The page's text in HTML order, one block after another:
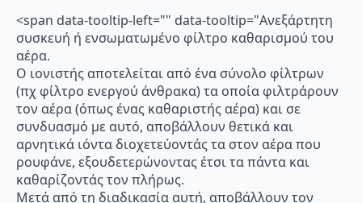
<span data-tooltip-left="" data-tooltip="Ανεξάρτητη
συσκευή ή ενσωματωμένο φίλτρο καθαρισμού του
αέρα.
Ο ιονιστής αποτελείται από ένα σύνολο φίλτρων
(πχ φίλτρο ενεργού άνθρακα) τα οποία φιλτράρουν
τον αέρα (όπως ένας καθαριστής αέρα) και σε
συνδυασμό με αυτό, αποβάλλουν θετικά και
αρνητικά ιόντα διοχετεύοντάς τα στον αέρα που
ρουφάνε, εξουδετερώνοντας έτσι τα πάντα και
καθαρίζοντάς τον πλήρως.
Μετά από τη διαδικασία αυτή, αποβάλλουν τον